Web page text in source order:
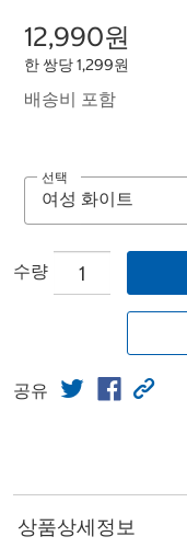
12,990원
한 쌍당 1,299원
배송비 포함
선택
수량
공유
상품상세정보